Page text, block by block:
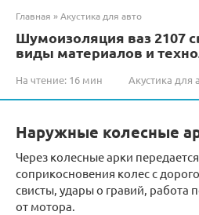
Главная »Акустика для авто
Шумоизоляция ваз 2107
виды материалов и
На чтение: 16 мин Акустика для
Наружные колесные
Через колесные арки
соприкосновения колес с
свисты, удары о гравий, работа
от мотора.